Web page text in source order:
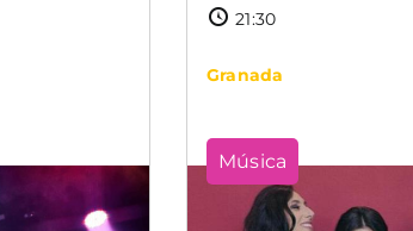
21:30
Granada
Música